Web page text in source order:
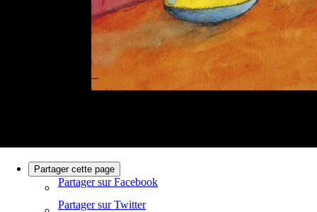
Partager cette page
Partager sur Facebook
Partager sur Twitter